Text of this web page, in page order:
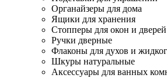
Органайзеры для дома
Ящики для хранения
Стопперы для окон и дверей
Ручки дверные
Флаконы для духов и
Шкуры натуральные
Аксессуары для ванных